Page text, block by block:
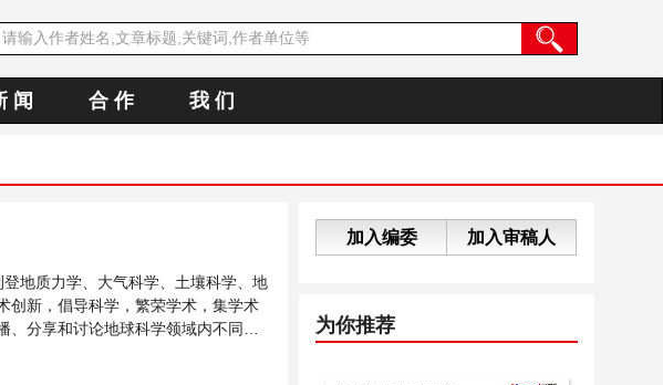
闻 合 作 我 们
登地质力学、大气科学、土壤科学、地
创新，倡导科学，繁荣学术，集学术
分享和讨论地球科学领域内不同方
加入编委 加入审稿人
为你推荐